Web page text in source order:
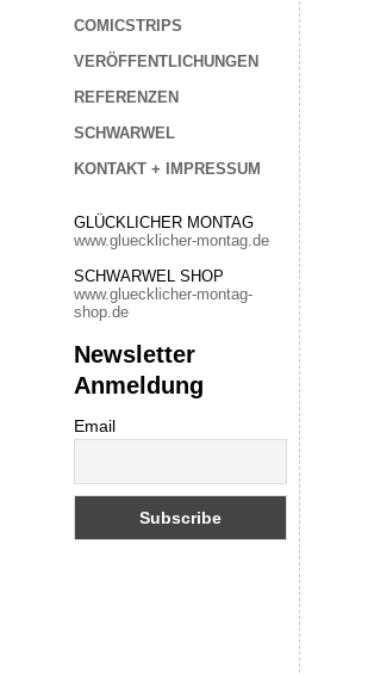
COMICSTRIPS
VERÖFFENTLICHUNGEN
REFERENZEN
SCHWARWEL
KONTAKT + IMPRESSUM
GLÜCKLICHER MONTAG
www.gluecklicher-montag.de
SCHWARWEL SHOP
www.gluecklicher-montag-
shop.de
Newsletter
Anmeldung
Email